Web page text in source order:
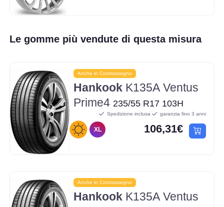
Le gomme più vendute di questa misura
Anche in Contrassegno
Hankook K135A Ventus
Prime4 235/55 R17 103H
XL
Spedizione inclusa garanzia fino 3 anni
106,31€
Anche in Contrassegno
Hankook K135A Ventus